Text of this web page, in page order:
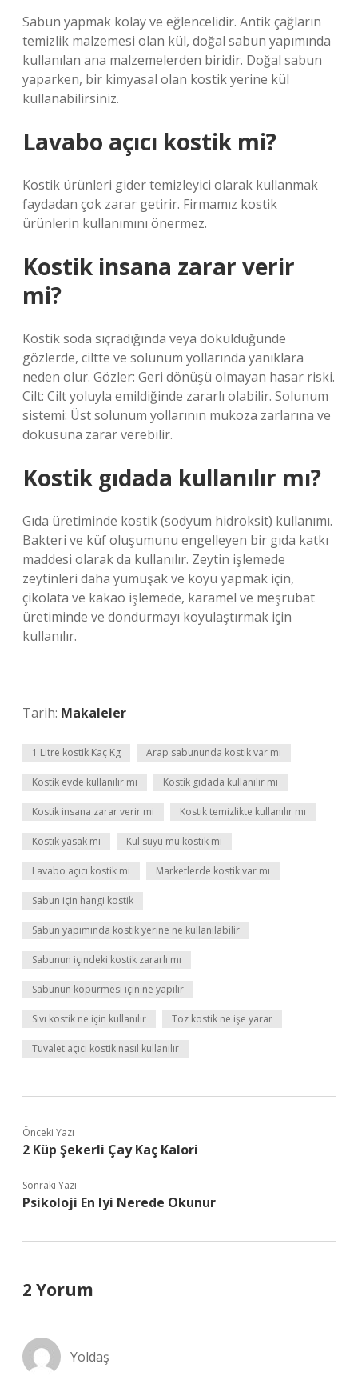
Sabun yapmak kolay ve eğlencelidir. Antik çağların
temizlik malzemesi olan kül, doğal sabun yapımında
kullanılan ana malzemelerden biridir. Doğal sabun
yaparken, bir kimyasal olan kostik yerine kül
kullanabilirsiniz.
Lavabo açıcı kostik mi?
Kostik ürünleri gider temizleyici olarak kullanmak
faydadan çok zarar getirir. Firmamız kostik
ürünlerin kullanımını önermez.
Kostik insana zarar verir
mi?
Kostik soda sıçradığında veya döküldüğünde
gözlerde, ciltte ve solunum yollarında yanıklara
neden olur. Gözler: Geri dönüşü olmayan hasar riski.
Cilt: Cilt yoluyla emildiğinde zararlı olabilir. Solunum
sistemi: Üst solunum yollarının mukoza zarlarına ve
dokusuna zarar verebilir.
Kostik gıdada kullanılır mı?
Gıda üretiminde kostik (sodyum hidroksit) kullanımı.
Bakteri ve küf oluşumunu engelleyen bir gıda katkı
maddesi olarak da kullanılır. Zeytin işlemede
zeytinleri daha yumuşak ve koyu yapmak için,
çikolata ve kakao işlemede, karamel ve meşrubat
üretiminde ve dondurmayı koyulaştırmak için
kullanılır.
Tarih: Makaleler
1 Litre kostik Kaç Kg Arap sabununda kostik var mı
Kostik evde kullanılır mı Kostik gıdada kullanılır mı
Kostik insana zarar verir mi Kostik temizlikte kullanılır mı
Kostik yasak mı Kül suyu mu kostik mi
Lavabo açıcı kostik mi Marketlerde kostik var mı
Sabun için hangi kostik
Sabun yapımında kostik yerine ne kullanılabilir
Sabunun içindeki kostik zararlı mı
Sabunun köpürmesi için ne yapılır
Sıvı kostik ne için kullanılır Toz kostik ne işe yarar
Tuvalet açıcı kostik nasıl kullanılır
Önceki Yazı
2 Küp Şekerli Çay Kaç Kalori
Sonraki Yazı
Psikoloji En Iyi Nerede Okunur
2 Yorum
Yoldaş